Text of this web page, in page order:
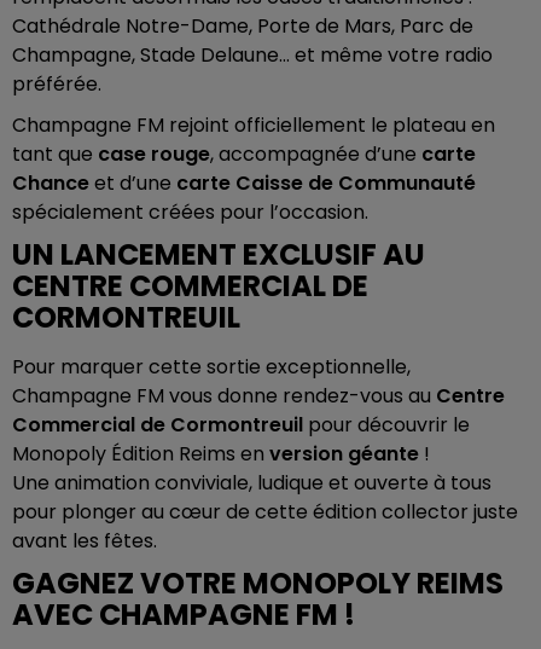
Cathédrale Notre-Dame, Porte de Mars, Parc de
Champagne, Stade Delaune… et même votre radio
préférée.
Champagne FM rejoint officiellement le plateau en
tant que case rouge, accompagnée d’une carte
Chanceet d’une carte Caisse de Communauté
spécialement créées pour l’occasion.
UN LANCEMENT EXCLUSIF AU
CENTRE COMMERCIAL DE
CORMONTREUIL
Pour marquer cette sortie exceptionnelle,
Champagne FM vous donne rendez-vous au Centre
Commercial de Cormontreuil pour découvrir le
Monopoly Édition Reims en version géante !
Une animation conviviale, ludique et ouverte à tous
pour plonger au cœur de cette édition collector juste
avant les fêtes.
GAGNEZ VOTRE MONOPOLY REIMS
AVEC CHAMPAGNE FM !